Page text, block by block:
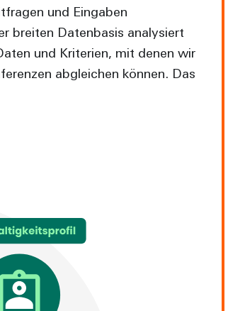
und Eingaben
breiten Datenbasis analysiert
und Kriterien, mit denen wir
abgleichen können. Das